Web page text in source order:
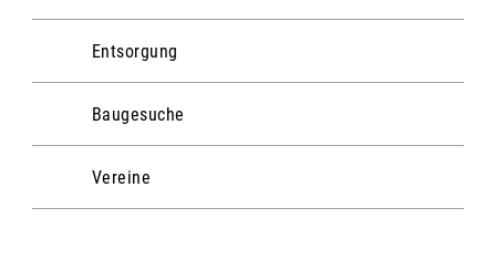
Entsorgung
Baugesuche
Vereine